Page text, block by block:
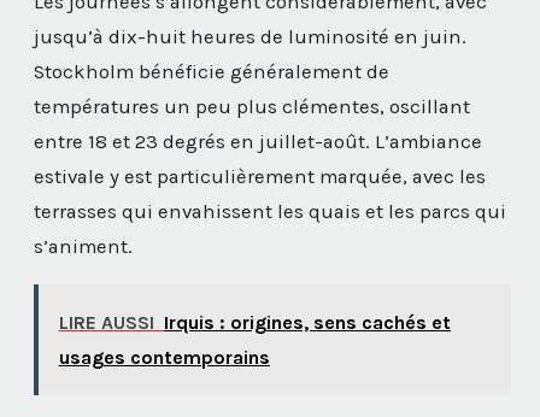
jusqu’à dix-huit heures de luminosité en juin.
Stockholm bénéficie généralement de
températures un peu plus clémentes, oscillant
entre 18 et 23 degrés en juillet-août. L’ambiance
estivale y est particulièrement marquée, avec les
terrasses qui envahissent les quais et les parcs qui
s’animent.
LIRE AUSSI Irquis : origines, sens cachés et
usages contemporains